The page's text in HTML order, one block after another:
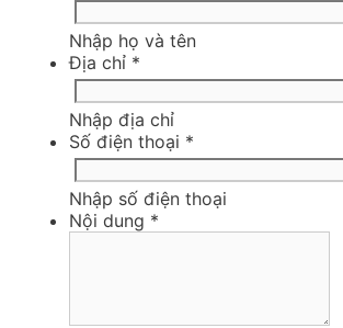
Nhập họ và tên
Địa chỉ *
Nhập địa chỉ
Số điện thoại *
Nhập số điện thoại
Nội dung *